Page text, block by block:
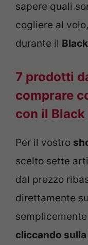
sapere quali
cogliere al
durante il
7 prodotti
comprare
con il
Per il vostro
scelto sette
dal prezzo
direttamente
semplicemente
cliccando